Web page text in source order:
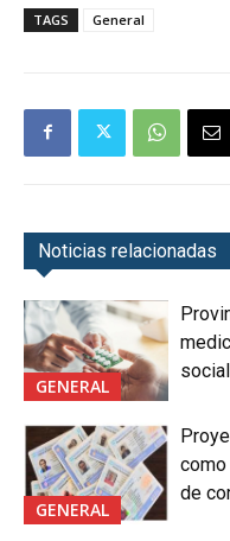
TAGS General
Noticias relacionadas
GENERAL
GENERAL
de